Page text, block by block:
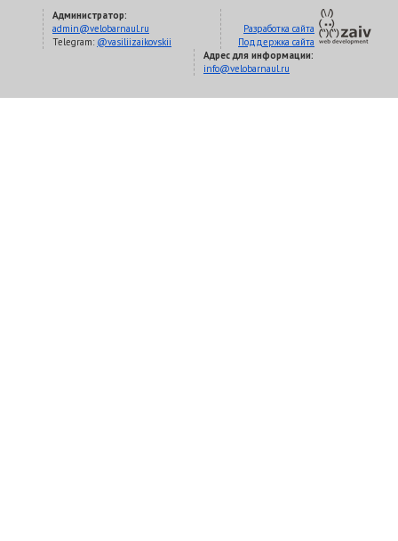
Разработка сайта
Поддержка сайта
Администратор:
admin@velobarnaul.ru
Telegram: @vasiliizaikovskii
Адрес для информации:
info@velobarnaul.ru